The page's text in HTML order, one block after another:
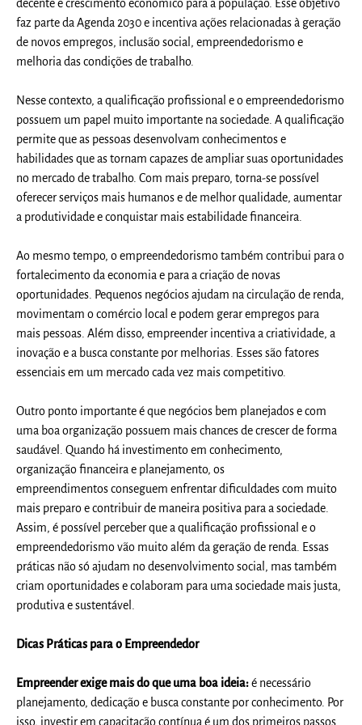
decente e crescimento econômico para a população. Esse objetivo
faz parte da Agenda 2030 e incentiva ações relacionadas à geração
de novos empregos, inclusão social, empreendedorismo e
melhoria das condições de trabalho.
Nesse contexto, a qualificação profissional e o empreendedorismo
possuem um papel muito importante na sociedade. A qualificação
permite que as pessoas desenvolvam conhecimentos e
habilidades que as tornam capazes de ampliar suas oportunidades
no mercado de trabalho. Com mais preparo, torna-se possível
oferecer serviços mais humanos e de melhor qualidade, aumentar
a produtividade e conquistar mais estabilidade financeira.
Ao mesmo tempo, o empreendedorismo também contribui para o
fortalecimento da economia e para a criação de novas
oportunidades. Pequenos negócios ajudam na circulação de renda,
movimentam o comércio local e podem gerar empregos para
mais pessoas. Além disso, empreender incentiva a criatividade, a
inovação e a busca constante por melhorias. Esses são fatores
essenciais em um mercado cada vez mais competitivo.
Outro ponto importante é que negócios bem planejados e com
uma boa organização possuem mais chances de crescer de forma
saudável. Quando há investimento em conhecimento,
organização financeira e planejamento, os
empreendimentos conseguem enfrentar dificuldades com muito
mais preparo e contribuir de maneira positiva para a sociedade.
Assim, é possível perceber que a qualificação profissional e o
empreendedorismo vão muito além da geração de renda. Essas
práticas não só ajudam no desenvolvimento social, mas também
criam oportunidades e colaboram para uma sociedade mais justa,
produtiva e sustentável.
Dicas Práticas para o Empreendedor
Empreender exige mais do que uma boa ideia:é necessário
planejamento, dedicação e busca constante por conhecimento. Por
isso, investir em capacitação contínua é um dos primeiros passos